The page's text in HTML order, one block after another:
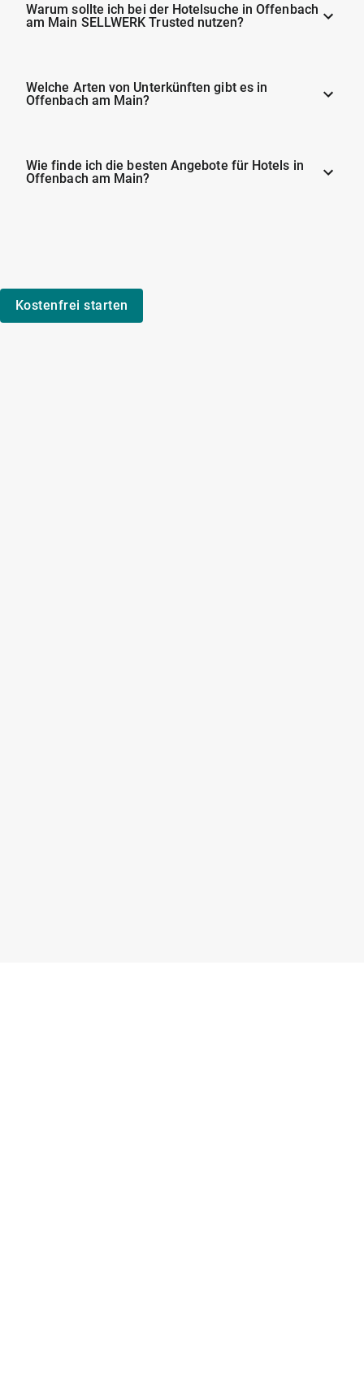
Warum sollte ich bei der Hotelsuche in Offenbach
am Main SELLWERK Trusted nutzen?
Welche Arten von Unterkünften gibt es in
Offenbach am Main?
Wie finde ich die besten Angebote für Hotels in
Offenbach am Main?
Kostenfrei starten